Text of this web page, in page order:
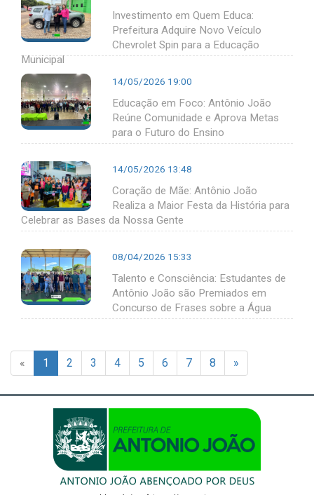
Investimento em Quem Educa:
Prefeitura Adquire Novo Veículo
Chevrolet Spin para a Educação
Municipal
14/05/2026 19:00
Educação em Foco: Antônio João
Reúne Comunidade e Aprova Metas
para o Futuro do Ensino
14/05/2026 13:48
Coração de Mãe: Antônio João
Realiza a Maior Festa da História para
Celebrar as Bases da Nossa Gente
08/04/2026 15:33
Talento e Consciência: Estudantes de
Antônio João são Premiados em
Concurso de Frases sobre a Água
« 1 2 3 4 5 6 7 8 »